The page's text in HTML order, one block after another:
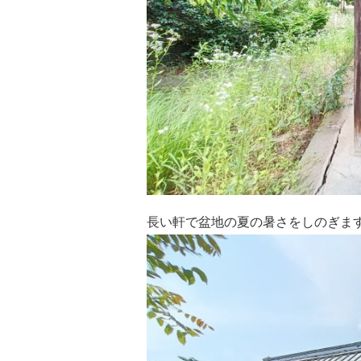
長い軒で盆地の夏の暑さをしのぎま